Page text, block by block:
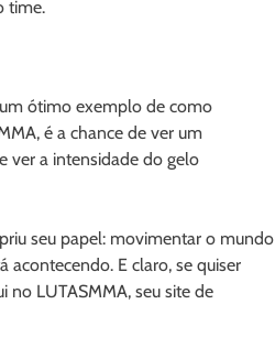
time.
ótimo exemplo de como
é a chance de ver um
ver a intensidade do gelo
seu papel: movimentar o mundo
acontecendo. E claro, se quiser
no LUTASMMA, seu site de